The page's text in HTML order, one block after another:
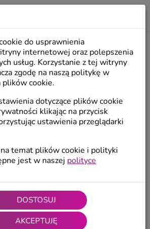
ŚLUB DLA PARY MŁODEJ
Prezenty na
podziękowanie
4.95 / 5 (681 ocen
do usprawnienia
internetowej oraz polepszenia
usług. Korzystanie z tej witryny
zgodę na naszą politykę w
plików cookie.
dotyczące plików cookie
klikając na przycisk
ustawienia przeglądarki
temat plików cookie i polityki
jest w naszej polityce
DOSTOSUJ
AKCEPTUJĘ